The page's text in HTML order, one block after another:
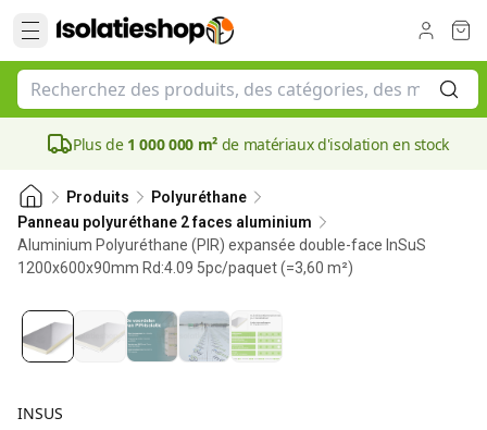
Plus de 1 000 000 m²de matériaux d'isolation en stock
Produits
Polyuréthane
Panneau polyuréthane 2 faces aluminium
Aluminium Polyuréthane (PIR) expansée double-face InSuS
1200x600x90mm Rd:4.09 5pc/paquet (=3,60 m²)
INSUS